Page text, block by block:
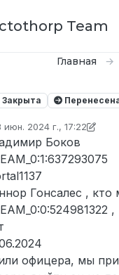
Team
Главная
Закрыта
июн. 2024 г., 17:22
mortal
Боков
Гонсалес ,
офицера, мы